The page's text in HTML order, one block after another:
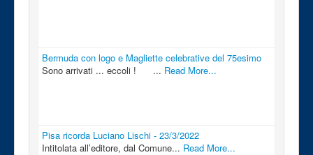
Bermuda con logo e Magliette celebrative del 75esimo
Sono arrivati ... eccoli ! ... Read More...
Pisa ricorda Luciano Lischi - 23/3/2022
Intitolata all’editore, dal Comune... Read More...